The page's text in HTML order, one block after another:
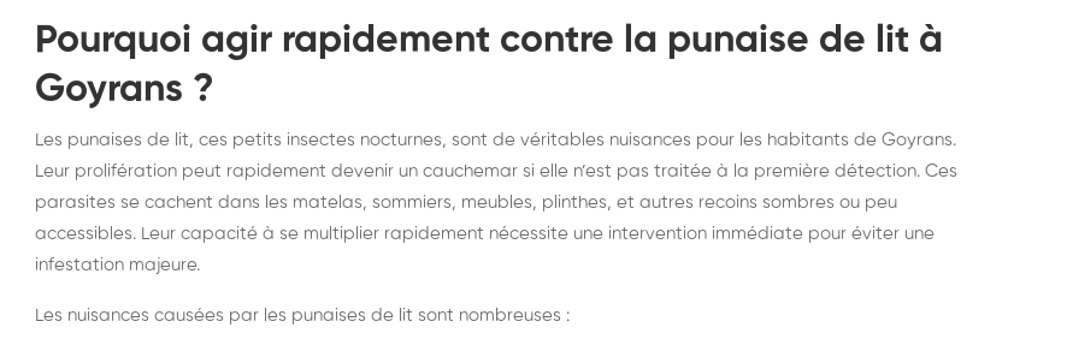
Pourquoi agir rapidement contre la punaise de lit à
Goyrans ?
Les punaises de lit, ces petits insectes nocturnes, sont de véritables nuisances pour les habitants de Goyrans.
Leur prolifération peut rapidement devenir un cauchemar si elle n’est pas traitée à la première détection. Ces
parasites se cachent dans les matelas, sommiers, meubles, plinthes, et autres recoins sombres ou peu
accessibles. Leur capacité à se multiplier rapidement nécessite une intervention immédiate pour éviter une
infestation majeure.
Les nuisances causées par les punaises de lit sont nombreuses :